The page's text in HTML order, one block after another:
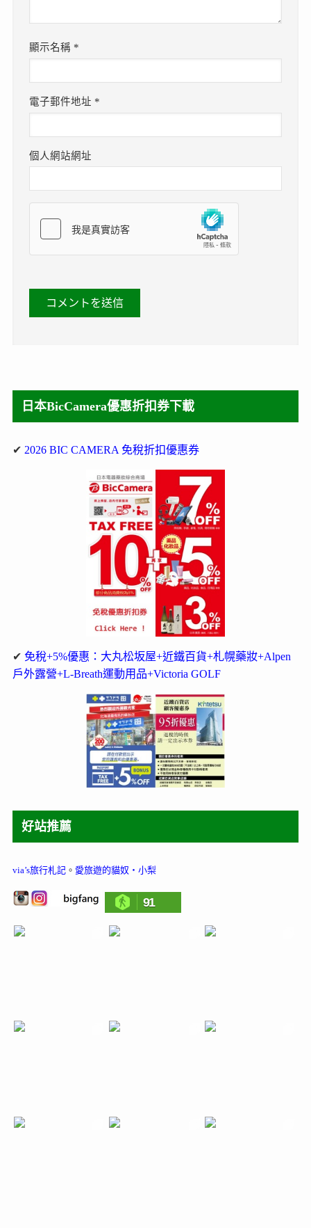
顯示名稱 *
電子郵件地址 *
個人網站網址
日本BicCamera優惠折扣券下載
✔ 2026 BIC CAMERA 免稅折扣優惠券
✔ 免稅+5%優惠：大丸松坂屋+近鐵百貨+札幌藥妝+Alpen
戶外露營+L-Breath運動用品+Victoria GOLF
好站推薦
via’s旅行札記。 愛旅遊的貓奴‧小梨
91